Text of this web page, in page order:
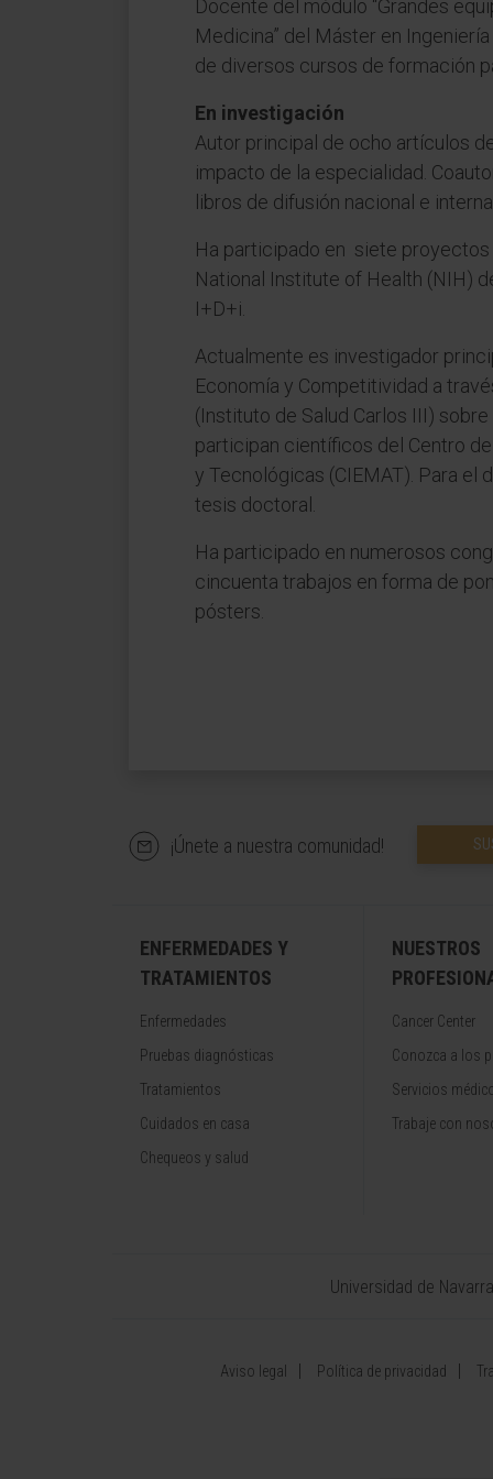
Docente del módulo “Grandes
Medicina” del Máster en
de diversos cursos de formación
En investigación
Autor principal de ocho artículos
impacto de la especialidad.
libros de difusión nacional e
Ha participado en siete
National Institute of Health (NIH)
I+D+i.
Actualmente es investigador
Economía y Competitividad a
(Instituto de Salud Carlos III)
participan científicos del Centro
y Tecnológicas (CIEMAT). Para
tesis doctoral.
Ha participado en numerosos
cincuenta trabajos en forma de
pósters.
¡Únete a nuestra comunidad!
ENFERMEDADES Y
TRATAMIENTOS
Enfermedades
Pruebas diagnósticas
Tratamientos
Cuidados en casa
Chequeos y salud
NUESTROS
Cancer Center
Conozca a los
Servicios
Trabaje con
Universidad de Navarra
Aviso legal Política de privacidad